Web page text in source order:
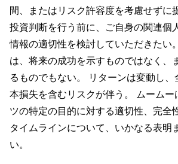
間、またはリスク許容度を考慮せずに
投資判断を行う前に、ご自身の関連個
情報の適切性を検討していただきたい
は、将来の成功を示すものではなく、
るものでもない。 リターンは変動し
本損失を含むリスクが伴う。 ムームー
ツの特定の目的に対する適切性、完全
タイムラインについて、いかなる表明
い。